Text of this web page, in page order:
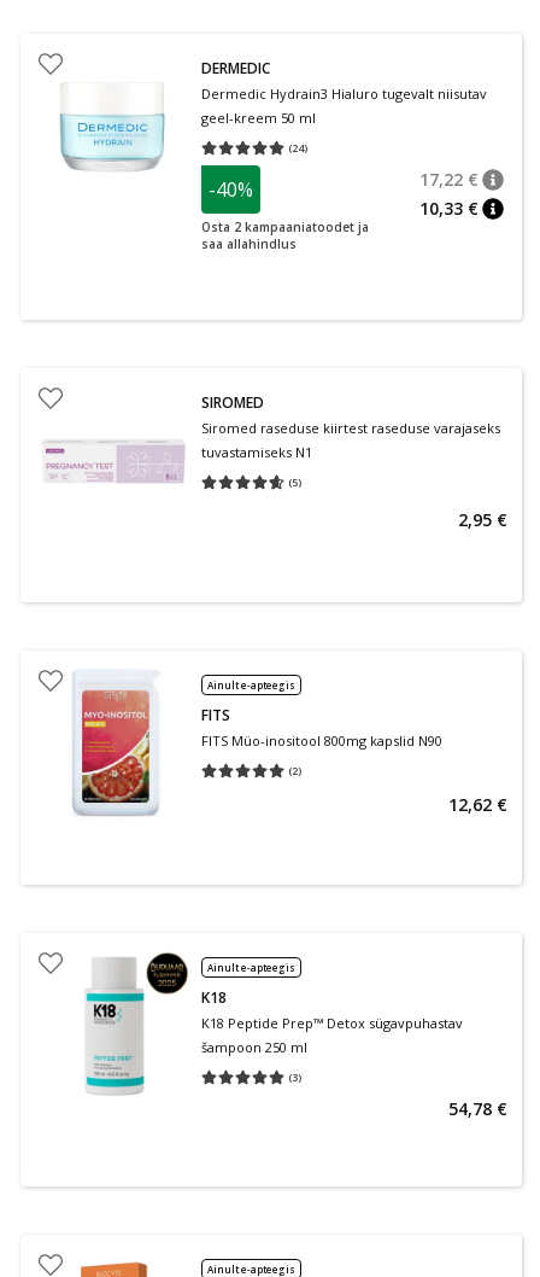
DERMEDIC
Dermedic Hydrain3 Hialuro tugevalt niisutav
geel-kreem 50 ml
(24)
Keskmine hinnang 5.00
-40%
Osta 2 kampaaniatoodet ja
saa allahindlus
17,22 €
10,33 €
SIROMED
Siromed raseduse kiirtest raseduse varajaseks
tuvastamiseks N1
(5)
Keskmine hinnang 4.60
2,95 €
Ainult e-apteegis
FITS
FITS Müo-inositool 800mg kapslid N90
(2)
Keskmine hinnang 5.00
12,62 €
Ainult e-apteegis
K18
K18 Peptide Prep™ Detox sügavpuhastav
šampoon 250 ml
(3)
Keskmine hinnang 5.00
54,78 €
Ainult e-apteegis